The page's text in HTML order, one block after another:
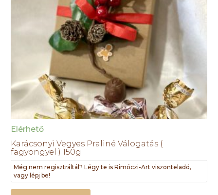
Elérhető
Karácsonyi Vegyes Praliné Válogatás (
fagyöngyel ) 150g
Még nem regisztráltál? Légy te is Rimóczi-Art viszonteladó,
vagy lépj be!